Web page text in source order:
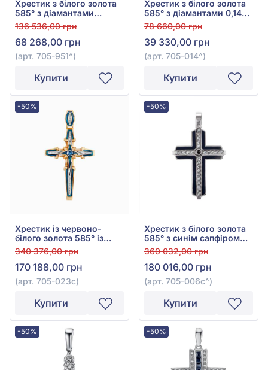
Хрестик з білого золота
585° з діамантами
0,58ct, арт. 705-951
136 536,00 грн
68 268,00 грн
(арт. 705-951^)
Купити
Хрестик з білого золота
585° з діамантами 0,14ct,
арт. 705-014
78 660,00 грн
39 330,00 грн
(арт. 705-014^)
Купити
-50%
Хрестик із червоно-
білого золота 585° із
зеленою емаллю, синім
сапфіром 0,12ct та
діамантами 0,08ct, арт.
705-023с
340 376,00 грн
170 188,00 грн
(арт. 705-023с)
Купити
-50%
Хрестик з білого золота
585° з синім сапфіром
0,14ct та діамантами
0,59ct, арт. 705-006с
360 032,00 грн
180 016,00 грн
(арт. 705-006с^)
Купити
-50% -50%